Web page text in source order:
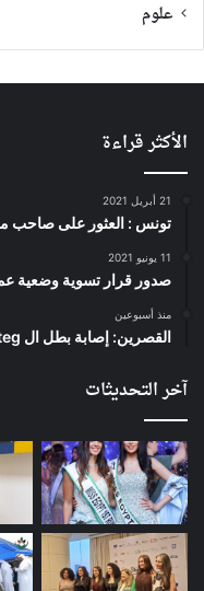
علوم
الأكثر قراءة
21 أبريل 2021
تونس : العثور على صاحب
11 يونيو 2021
صدور قرار تسوية وضعية عمال الحضائر 45 /
منذ أسبوعين
القصرين: إصابة بطل ال Steg خذيري حقي بضربة شمس
آخر التحديثات